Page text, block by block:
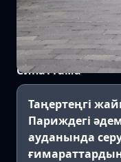
Сипаттама
Таңертеңгі
Париждегі
ауданында
ғимараттардың